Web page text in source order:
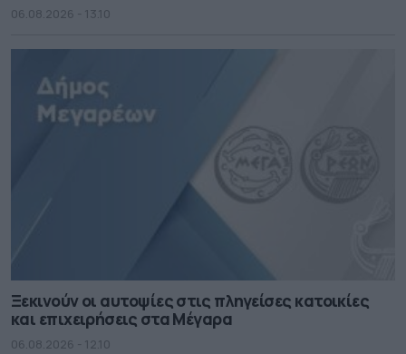
06.08.2026 - 13.10
Ξεκινούν οι αυτοψίες στις πληγείσες κατοικίες
και επιχειρήσεις στα Μέγαρα
06.08.2026 - 12.10